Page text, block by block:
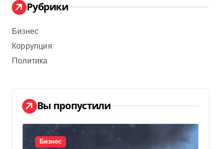
Рубрики
Бизнес
Коррупция
Политика
Вы пропустили
Бизнес